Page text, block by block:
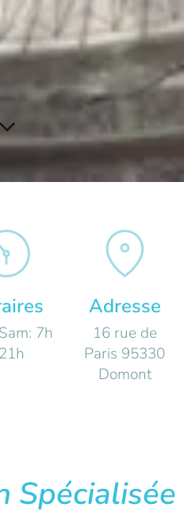
7h
Adresse
16 rue de
Paris 95330
Domont
Spécialisée